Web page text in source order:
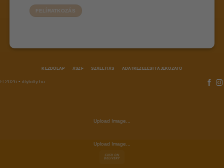
© 2026 • ittybitty.hu
KEZDŐLAP ÁSZF SZÁLLÍTÁS ADATKEZELÉSI TÁJÉKOZATÓ
Upload Image...
Upload Image...